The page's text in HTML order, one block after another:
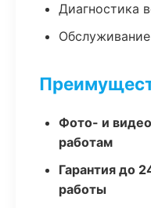
Диагностика
Фото- и
работам
Гарантия до
работы